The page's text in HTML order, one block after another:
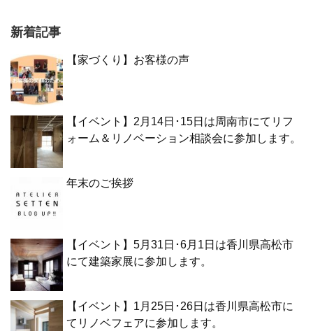
新着記事
【家づくり】お客様の声
【イベント】2月14日･15日は周南市にてリフ
ォーム＆リノベーション相談会に参加します。
年末のご挨拶
【イベント】5月31日･6月1日は香川県高松市
にて建築家展に参加します。
【イベント】1月25日･26日は香川県高松市に
てリノベフェアに参加します。